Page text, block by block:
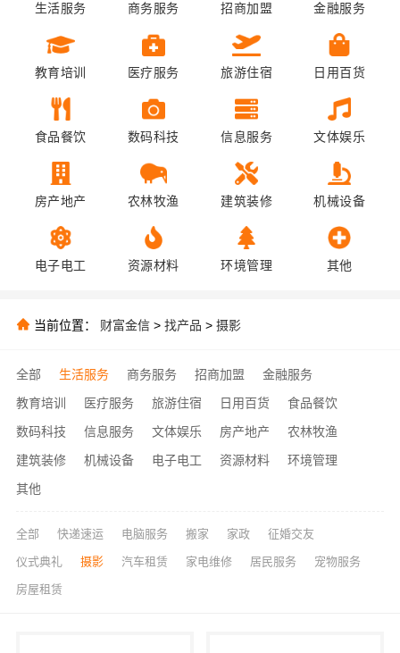
生活服务 商务服务 招商加盟 金融服务
教育培训 医疗服务 旅游住宿 日用百货
食品餐饮 数码科技 信息服务 文体娱乐
房产地产 农林牧渔 建筑装修 机械设备
电子电工 资源材料 环境管理 其他
当前位置： 财富金信 > 找产品 > 摄影
全部 生活服务 商务服务 招商加盟
金融服务
教育培训
医疗服务 旅游住宿 日用百货
食品餐饮
数码科技
信息服务 文体娱乐 房产地产
农林牧渔
建筑装修
机械设备 电子电工 资源材料
环境管理
其他
全部 快递速运 电脑服务 搬家 家政 征婚交友
仪式典礼 摄影 汽车租赁 家电维修 居民服务 宠物服务
房屋租赁